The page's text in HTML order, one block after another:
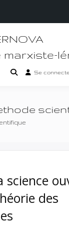
marxiste-
Se
science
des